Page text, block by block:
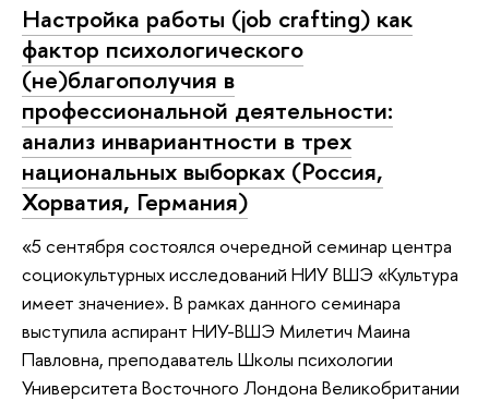
Настройка работы (job crafting) как
фактор психологического
(не)благополучия в
профессиональной деятельности:
анализ инвариантности в трех
национальных выборках (Россия,
Хорватия, Германия)
«5 сентября состоялся очередной семинар центра
социокультурных исследований НИУ ВШЭ «Культура
имеет значение». В рамках данного семинара
выступила аспирант НИУ-ВШЭ Милетич Маина
Павловна, преподаватель Школы психологии
Университета Восточного Лондона Великобритании